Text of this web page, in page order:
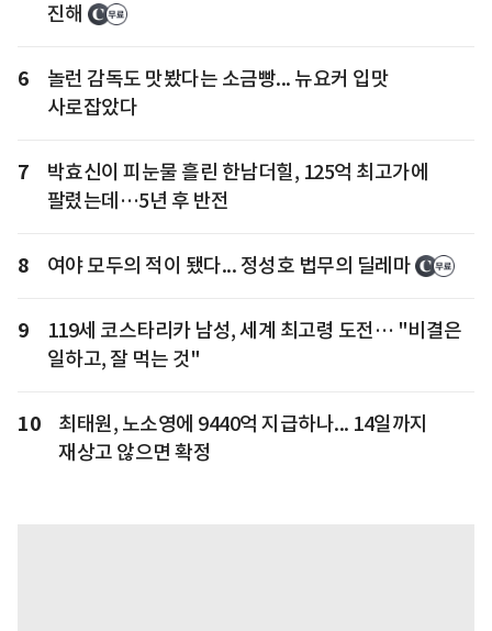
진해
6
놀런 감독도 맛봤다는 소금빵... 뉴요커 입맛
사로잡았다
7
박효신이 피눈물 흘린 한남더힐, 125억 최고가에
팔렸는데…5년 후 반전
8 여야 모두의 적이 됐다... 정성호 법무의 딜레마
9
119세 코스타리카 남성, 세계 최고령 도전… "비결은
일하고, 잘 먹는 것"
10
최태원, 노소영에 9440억 지급하나... 14일까지
재상고 않으면 확정